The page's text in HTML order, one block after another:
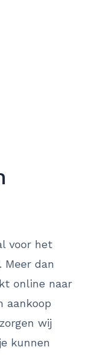
voor het
Meer dan
online naar
aankoop
wij
kunnen